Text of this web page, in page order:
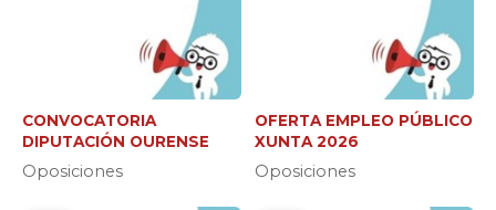
CONVOCATORIA
DIPUTACIÓN OURENSE
Oposiciones
OFERTA EMPLEO PÚBLICO
XUNTA 2026
Oposiciones